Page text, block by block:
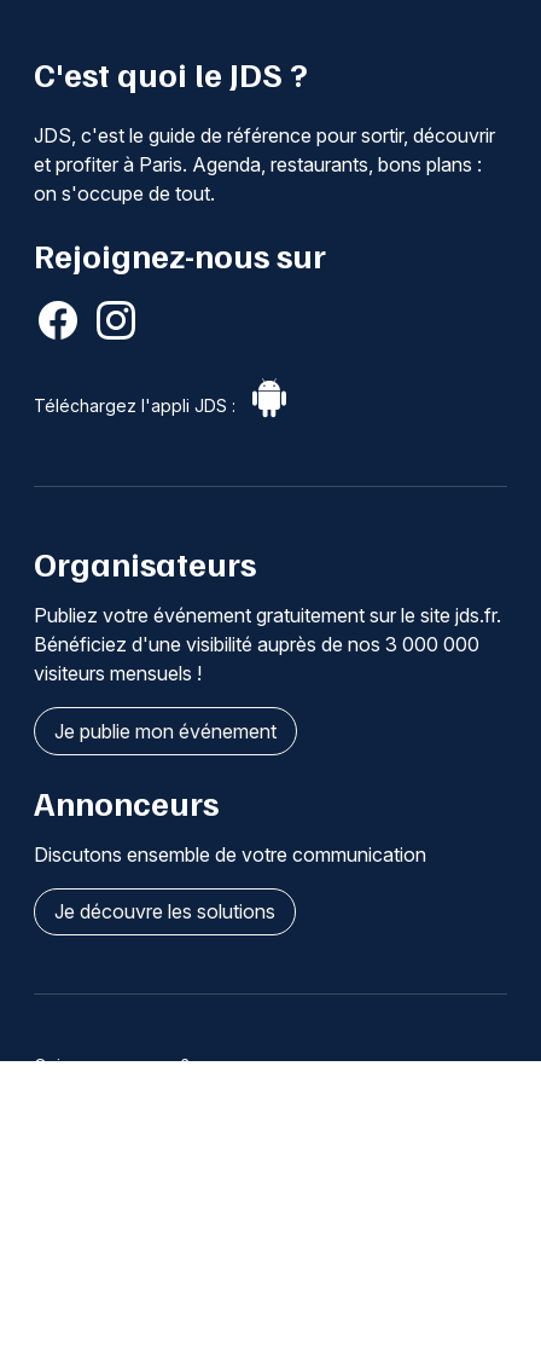
C'est quoi le JDS ?
JDS, c'est le guide de référence pour sortir, découvrir
et profiter à Paris. Agenda, restaurants, bons plans :
on s'occupe de tout.
Rejoignez-nous sur
Téléchargez l'appli JDS :
Organisateurs
Publiez votre événement gratuitement sur le site jds.fr.
Bénéficiez d'une visibilité auprès de nos 3 000 000
visiteurs mensuels !
Je publie mon événement
Annonceurs
Discutons ensemble de votre communication
Je découvre les solutions
Qui sommes-nous ?